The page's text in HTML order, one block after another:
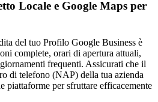
Locale e Google Maps per
del tuo Profilo Google Business è
complete, orari di apertura attuali,
frequenti. Assicurati che il
di telefono (NAP) della tua azienda
piattaforme per sfruttare efficacemente